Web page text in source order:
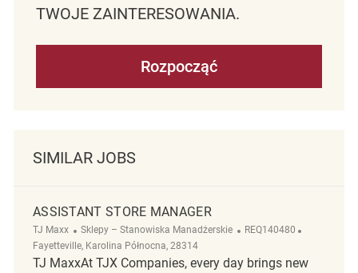
TWOJE ZAINTERESOWANIA.
Rozpocząć
SIMILAR JOBS
ASSISTANT STORE MANAGER
TJ Maxx Kategoria
Sklepy – Stanowiska Manadżerskie ReqId
REQ140480
Fayetteville, Karolina Północna, 28314
TJ MaxxAt TJX Companies, every day brings new